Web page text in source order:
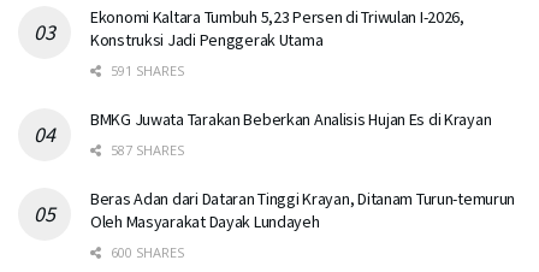
Ekonomi Kaltara Tumbuh 5,23 Persen di Triwulan I-2026,
Konstruksi Jadi Penggerak Utama
591 SHARES
BMKG Juwata Tarakan Beberkan Analisis Hujan Es di Krayan
587 SHARES
Beras Adan dari Dataran Tinggi Krayan, Ditanam Turun-temurun
Oleh Masyarakat Dayak Lundayeh
600 SHARES